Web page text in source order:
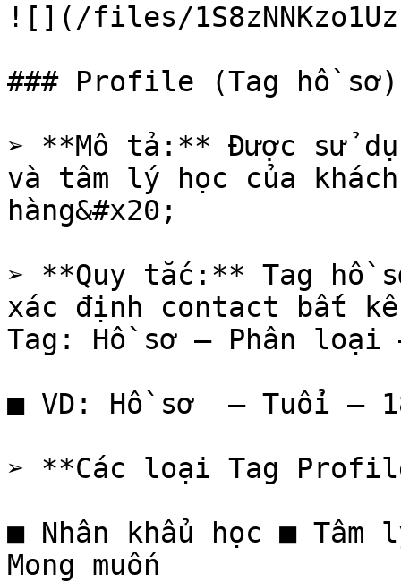
![](/files/
### Profile (Tag hồ sơ)
➢ **Mô tả:** Được sử
và tâm lý học của
hàng&#x20;
➢ **Quy tắc:** Tag hồ
xác định contact bất
Tag: Hồ sơ – Phân
■ VD: Hồ sơ  – Tuổi –
➢ **Các loại Tag
■ Nhân khẩu học ■
Mong muốn